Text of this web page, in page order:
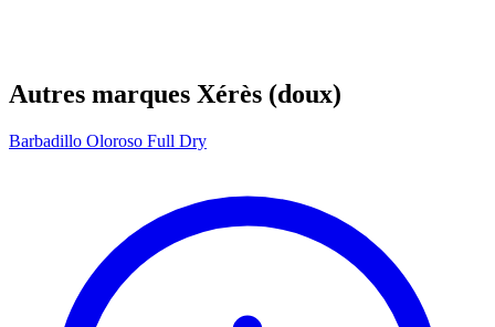
Autres marques Xérès (doux)
Barbadillo Oloroso Full Dry